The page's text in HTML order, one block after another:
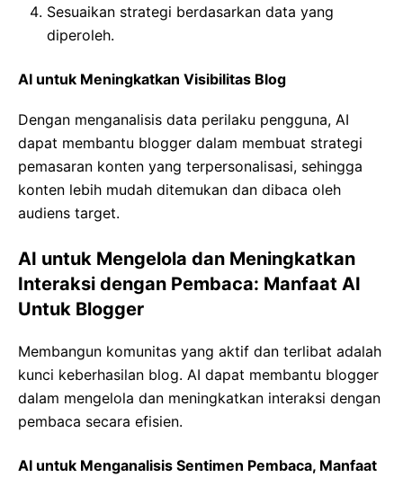
Sesuaikan strategi berdasarkan data yang
diperoleh.
AI untuk Meningkatkan Visibilitas Blog
Dengan menganalisis data perilaku pengguna, AI
dapat membantu blogger dalam membuat strategi
pemasaran konten yang terpersonalisasi, sehingga
konten lebih mudah ditemukan dan dibaca oleh
audiens target.
AI untuk Mengelola dan Meningkatkan
Interaksi dengan Pembaca: Manfaat AI
Untuk Blogger
Membangun komunitas yang aktif dan terlibat adalah
kunci keberhasilan blog. AI dapat membantu blogger
dalam mengelola dan meningkatkan interaksi dengan
pembaca secara efisien.
AI untuk Menganalisis Sentimen Pembaca, Manfaat